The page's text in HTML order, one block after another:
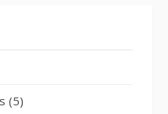
(5)